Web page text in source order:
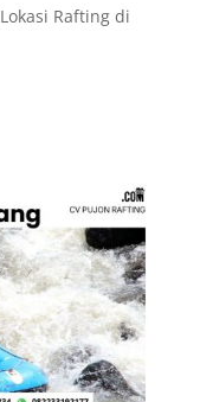
Lokasi Rafting di